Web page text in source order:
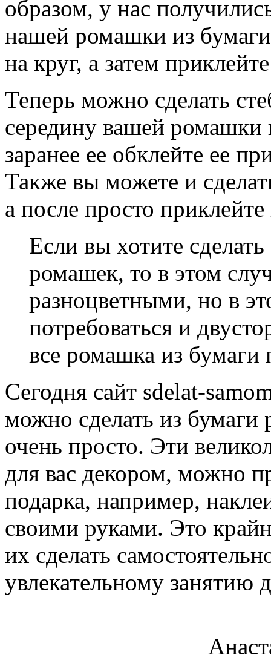
образом, у нас
нашей ромашки из
на круг, а затем
Теперь можно сделать
середину вашей ромашки
заранее ее обклейте ее
Также вы можете и
а после просто приклейте
Если вы хотите
ромашек, то в этом
разноцветными, но в
потребоваться и
все ромашка из бумаги
Сегодня сайт sdelat-
можно сделать из бумаги
очень просто. Эти
для вас декором, можно
подарка, например,
своими руками. Это
их сделать
увлекательному занятию